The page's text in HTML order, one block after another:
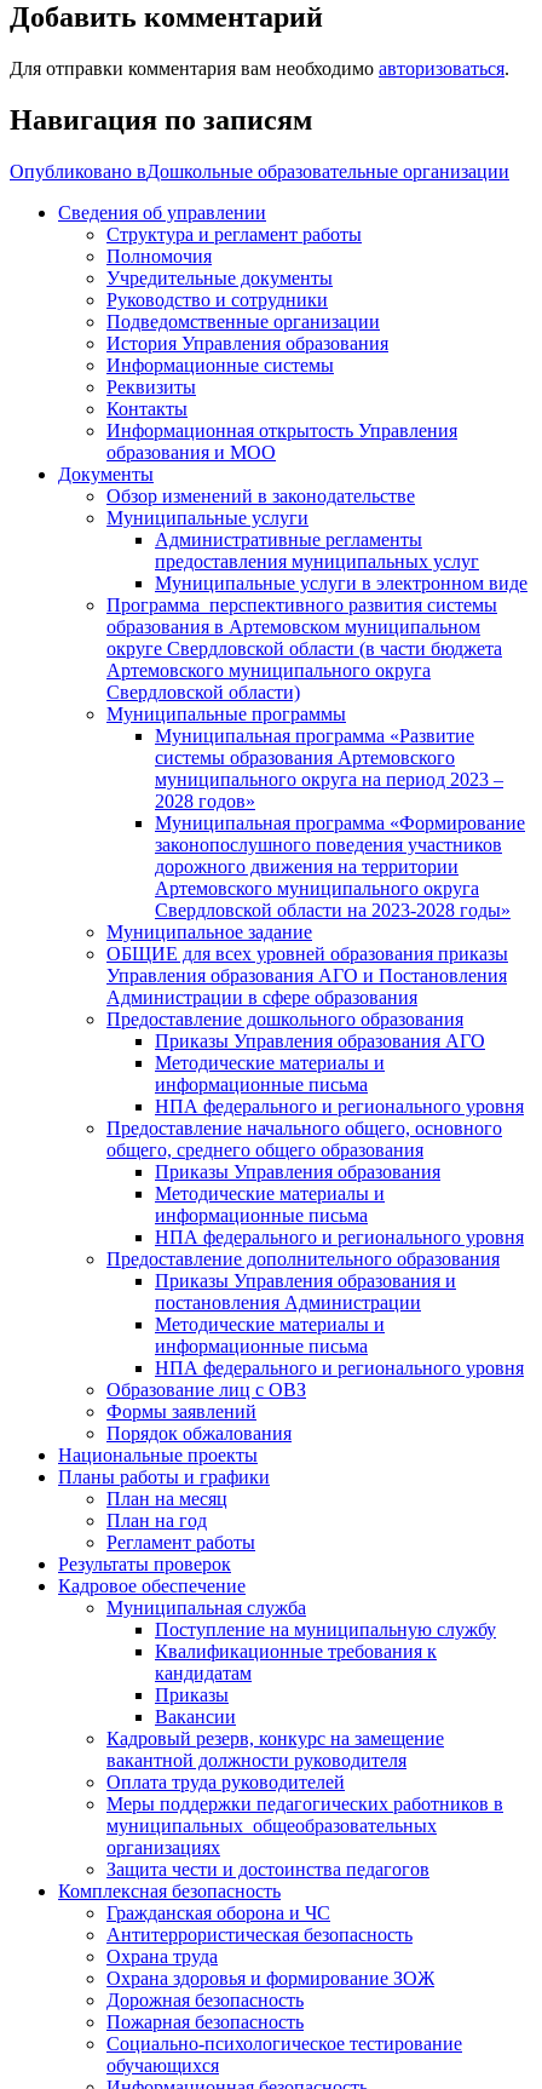
Добавить комментарий
Для отправки комментария вам необходимо авторизоваться.
Навигация по записям
Опубликовано вДошкольные образовательные организации
Сведения об управлении
Структура и регламент работы
Полномочия
Учредительные документы
Руководство и сотрудники
Подведомственные организации
История Управления образования
Информационные системы
Реквизиты
Контакты
Информационная открытость Управления
образования и МОО
Документы
Обзор изменений в законодательстве
Муниципальные услуги
Административные регламенты
предоставления муниципальных услуг
Муниципальные услуги в электронном виде
Программа перспективного развития системы
образования в Артемовском муниципальном
округе Свердловской области (в части бюджета
Артемовского муниципального округа
Свердловской области)
Муниципальные программы
Муниципальная программа «Развитие
системы образования Артемовского
муниципального округа на период 2023 –
2028 годов»
Муниципальная программа «Формирование
законопослушного поведения участников
дорожного движения на территории
Артемовского муниципального округа
Свердловской области на 2023-2028 годы»
Муниципальное задание
ОБЩИЕ для всех уровней образования приказы
Управления образования АГО и Постановления
Администрации в сфере образования
Предоставление дошкольного образования
Приказы Управления образования АГО
Методические материалы и
информационные письма
НПА федерального и регионального уровня
Предоставление начального общего, основного
общего, среднего общего образования
Приказы Управления образования
Методические материалы и
информационные письма
НПА федерального и регионального уровня
Предоставление дополнительного образования
Приказы Управления образования и
постановления Администрации
Методические материалы и
информационные письма
НПА федерального и регионального уровня
Образование лиц с ОВЗ
Формы заявлений
Порядок обжалования
Национальные проекты
Планы работы и графики
План на месяц
План на год
Регламент работы
Результаты проверок
Кадровое обеспечение
Муниципальная служба
Поступление на муниципальную службу
Квалификационные требования к
кандидатам
Приказы
Вакансии
Кадровый резерв, конкурс на замещение
вакантной должности руководителя
Оплата труда руководителей
Меры поддержки педагогических работников в
муниципальных общеобразовательных
организациях
Защита чести и достоинства педагогов
Комплексная безопасность
Гражданская оборона и ЧС
Антитеррористическая безопасность
Охрана труда
Охрана здоровья и формирование ЗОЖ
Дорожная безопасность
Пожарная безопасность
Социально-психологическое тестирование
обучающихся